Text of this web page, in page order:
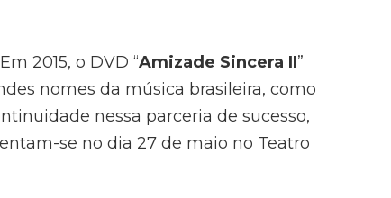
2015, o DVD “Amizade Sincera II”
nomes da música brasileira, como
nessa parceria de sucesso,
se no dia 27 de maio no Teatro